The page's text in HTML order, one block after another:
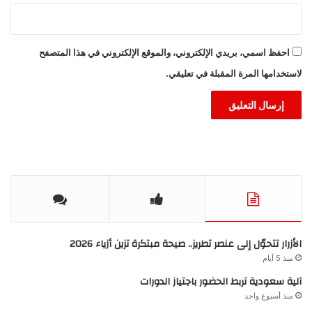
احفظ اسمي، بريدي الإلكتروني، والموقع الإلكتروني في هذا المتصفح
لاستخدامها المرة المقبلة في تعليقي.
الأزرار تتحوّل إلى عنصر تطريز.. صيحة مبتكرة تزين أزياء 2026
منذ 5 أيام
آلية سعودية تربط الحضور باجتياز الدورات
منذ أسبوع واحد